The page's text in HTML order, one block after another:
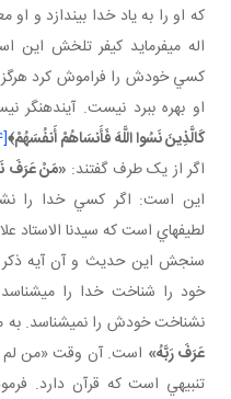
که او را به ياد خدا بيندازد و
اله مي فرمايد کيفر تلخش
کسي خودش را فراموش کرد
او بهره ببرد نيست. آينده نگر
كَالَّذِينَ نَسُوا اللَّهَ فَأَنسَاهُمْ أَنفُسَهُمْ﴾[4]
اگر از يک طرف گفتند: «مَنْ عَرَفَ
اين است: اگر کسي خدا را
لطيفه اي است که سيدنا الاستاد
سنجش اين حديث و آن آيه
خود را شناخت خدا را مي
نشناخت خودش را نمي شناسد.
عَرَفَ رَبَّهُ» است. آن وقت «من لم
تنبيهي است که قرآن دارد.